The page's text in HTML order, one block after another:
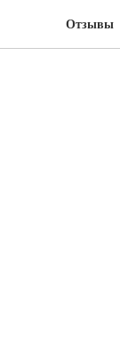
Отзывы